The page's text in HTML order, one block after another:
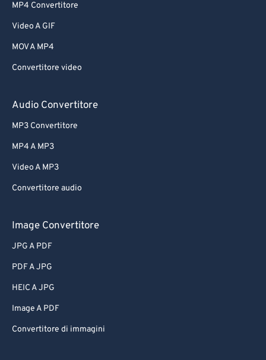
MP4 Convertitore
Video A GIF
MOV A MP4
Convertitore video
Audio Convertitore
MP3 Convertitore
MP4 A MP3
Video A MP3
Convertitore audio
Image Convertitore
JPG A PDF
PDF A JPG
HEIC A JPG
Image A PDF
Convertitore di immagini